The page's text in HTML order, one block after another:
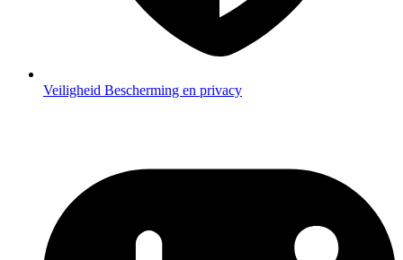
Veiligheid Bescherming en privacy